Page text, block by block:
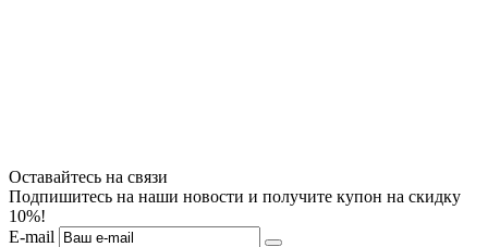
Оставайтесь на связи
Подпишитесь на наши новости и получите купон на скидку
10%!
E-mail